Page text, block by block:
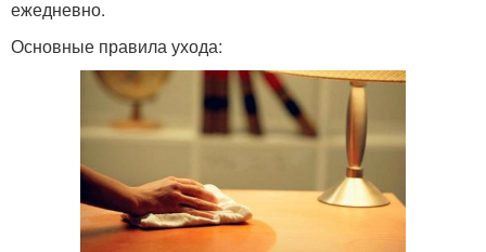
ежедневно.
Основные правила ухода: